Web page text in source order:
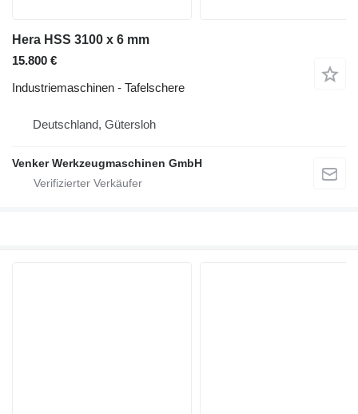
Hera HSS 3100 x 6 mm
15.800 €
Industriemaschinen - Tafelschere
Deutschland, Gütersloh
Venker Werkzeugmaschinen GmbH